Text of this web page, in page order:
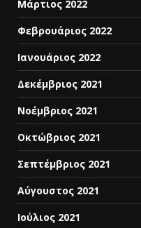
Μάρτιος 2022
Φεβρουάριος 2022
Ιανουάριος 2022
Δεκέμβριος 2021
Νοέμβριος 2021
Οκτώβριος 2021
Σεπτέμβριος 2021
Αύγουστος 2021
Ιούλιος 2021